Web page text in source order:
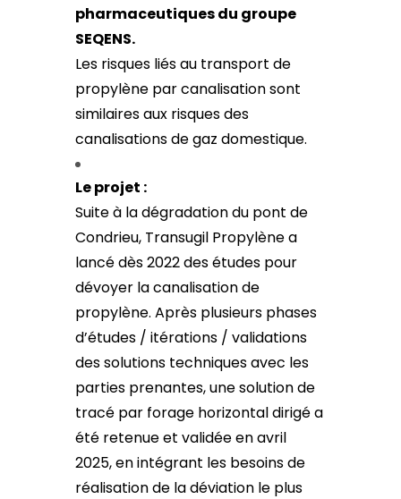
pharmaceutiques du groupe
SEQENS.
Les risques liés au transport de
propylène par canalisation sont
similaires aux risques des
canalisations de gaz domestique.
Le projet :
Suite à la dégradation du pont de
Condrieu, Transugil Propylène a
lancé dès 2022 des études pour
dévoyer la canalisation de
propylène. Après plusieurs phases
d’études / itérations / validations
des solutions techniques avec les
parties prenantes, une solution de
tracé par forage horizontal dirigé a
été retenue et validée en avril
2025, en intégrant les besoins de
réalisation de la déviation le plus